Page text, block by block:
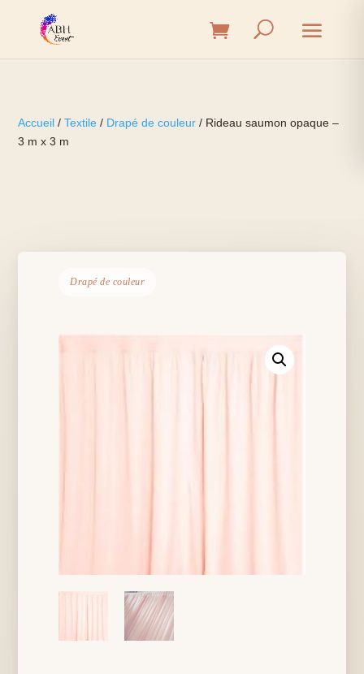
Accueil /Textile / Drapé de couleur / Rideau saumon opaque –
3 m x 3 m
Drapé de couleur